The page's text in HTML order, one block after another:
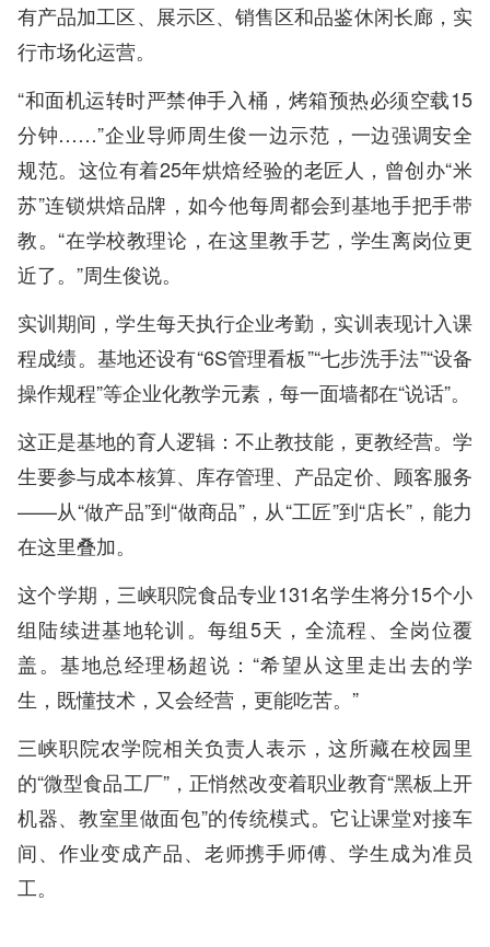
有产品加工区、展示区、销售区和品鉴休闲长廊，实
行市场化运营。
“和面机运转时严禁伸手入桶，烤箱预热必须空载15
分钟……”企业导师周生俊一边示范，一边强调安全
规范。这位有着25年烘焙经验的老匠人，曾创办“米
苏”连锁烘焙品牌，如今他每周都会到基地手把手带
教。“在学校教理论，在这里教手艺，学生离岗位更
近了。”周生俊说。
实训期间，学生每天执行企业考勤，实训表现计入课
程成绩。基地还设有“6S管理看板”“七步洗手法”“设备
操作规程”等企业化教学元素，每一面墙都在“说话”。
这正是基地的育人逻辑：不止教技能，更教经营。学
生要参与成本核算、库存管理、产品定价、顾客服务
——从“做产品”到“做商品”，从“工匠”到“店长”，能力
在这里叠加。
这个学期，三峡职院食品专业131名学生将分15个小
组陆续进基地轮训。每组5天，全流程、全岗位覆
盖。基地总经理杨超说：“希望从这里走出去的学
生，既懂技术，又会经营，更能吃苦。”
三峡职院农学院相关负责人表示，这所藏在校园里
的“微型食品工厂”，正悄然改变着职业教育“黑板上开
机器、教室里做面包”的传统模式。它让课堂对接车
间、作业变成产品、老师携手师傅、学生成为准员
工。